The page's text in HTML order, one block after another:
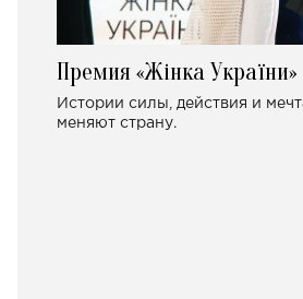
Премия «Жінка України»
Истории силы, действия и
меняют страну.